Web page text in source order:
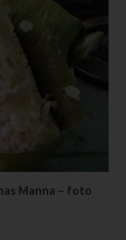
Manna – foto